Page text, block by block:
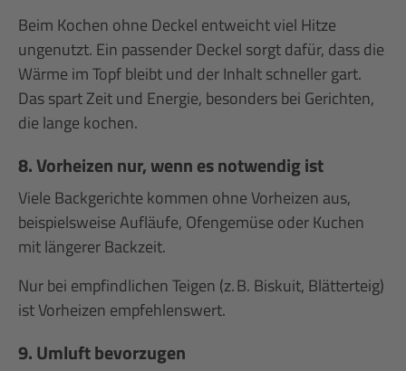
Beim Kochen ohne Deckel entweicht viel Hitze
ungenutzt. Ein passender Deckel sorgt dafür, dass die
Wärme im Topf bleibt und der Inhalt schneller gart.
Das spart Zeit und Energie, besonders bei Gerichten,
die lange kochen.
8. Vorheizen nur, wenn es notwendig ist
Viele Backgerichte kommen ohne Vorheizen aus,
beispielsweise Aufläufe, Ofengemüse oder Kuchen
mit längerer Backzeit.
Nur bei empfindlichen Teigen (z. B. Biskuit, Blätterteig)
ist Vorheizen empfehlenswert.
9. Umluft bevorzugen